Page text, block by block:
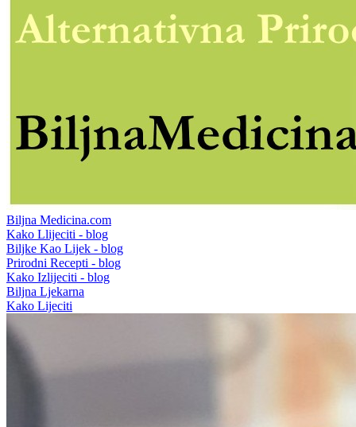
Biljna Medicina.com
Kako Llijeciti - blog
Biljke Kao Lijek - blog
Prirodni Recepti - blog
Kako Izlijeciti - blog
Biljna Ljekarna
Kako Lijeciti